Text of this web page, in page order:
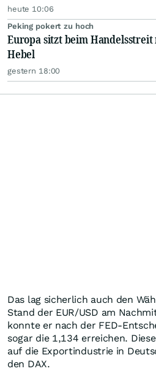
heute 10:06
Peking pokert zu hoch
Europa sitzt beim
Hebel
gestern 18:00
Das lag sicherlich auch den
Stand der EUR/USD am
konnte er nach der FED-
sogar die 1,134 erreichen.
auf die Exportindustrie in
den DAX.